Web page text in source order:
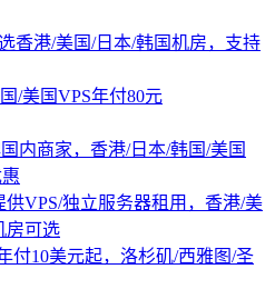
香港/美国/日本/韩国机房，支持
/美国VPS年付80元
内商家，香港/日本/韩国/美国
供VPS/独立服务器租用，香港/美
房可选
付10美元起，洛杉矶/西雅图/圣